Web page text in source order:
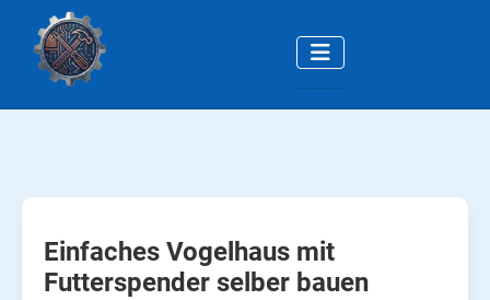
Einfaches Vogelhaus mit
Futterspender selber bauen